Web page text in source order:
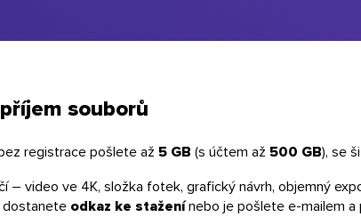
příjem souborů
registrace pošlete až 5 GB (s účtem až 500 GB), se
– video ve 4K, složka fotek, grafický návrh, objemný
dostanete odkaz ke staženínebo je pošlete e-mailem a